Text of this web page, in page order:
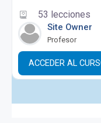
53 lecciones
Site Owner
Profesor
ACCEDER AL